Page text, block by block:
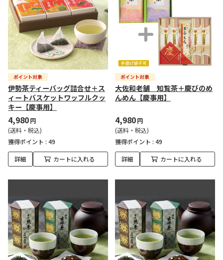
伊勢茶ティーバッグ詰合せ＋ス
ィートバスケットワッフルクッ
キー【慶事用】
4,980円
(送料・税込)
獲得ポイント : 49
詳細 カートに入れる
大佐和老舗 知覧茶＋慶びのめ
んめん【慶事用】
4,980円
(送料・税込)
獲得ポイント : 49
詳細 カートに入れる